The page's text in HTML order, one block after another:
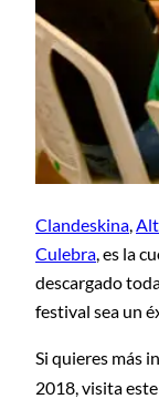
Clandeskina
Culebra , es la
descargado
festival sea un
Si quieres más
2018, visita este